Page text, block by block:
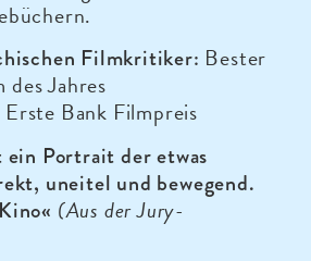
Filmkritiker: Bester
Jahres
Erste Bank Filmpreis
Portrait der etwas
uneitel und bewegend.
« (Aus der Jury-